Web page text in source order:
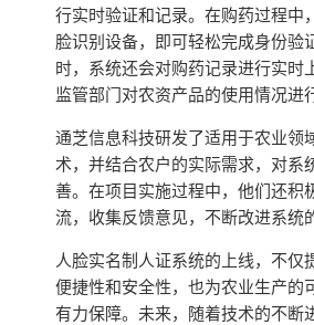
行实时验证和记录。在购药过程中
脸识别设备，即可轻松完成身份验
时，系统还会对购药记录进行实时
监管部门对农资产品的使用情况进
通芝信息科技研发了适用于农业领
术，并结合农户的实际需求，对系
善。在项目实施过程中，他们还积
流，收集反馈意见，不断改进系统
人脸实名制人证系统的上线，不仅
便捷性和安全性，也为农业生产的
有力保障。未来，随着技术的不断